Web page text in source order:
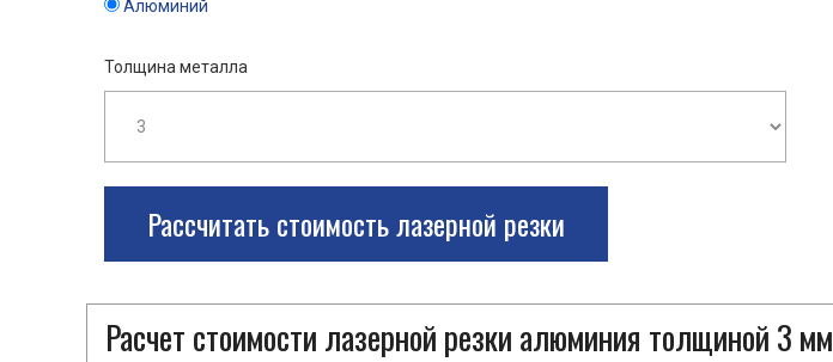
Алюминий
Толщина металла
Рассчитать стоимость лазерной резки
Расчет стоимости лазерной резки алюминия толщиной 3 мм